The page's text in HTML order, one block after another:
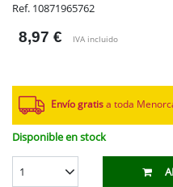
Ref. 10871965762
8,97 € IVA incluido
Envío gratis a toda
Disponible en stock
1